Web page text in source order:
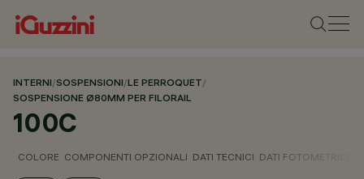
INTERNI/SOSPENSIONI/LE PERROQUET/
SOSPENSIONE Ø80MM PER FILORAIL
100C
COLORE COMPONENTI OPZIONALI DATI TECNICI DATI FOTOMETRICI